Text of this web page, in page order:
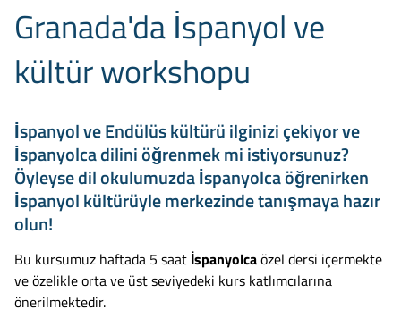
Granada'da İspanyol ve
kültür workshopu
İspanyol ve Endülüs kültürü ilginizi çekiyor ve
İspanyolca dilini öğrenmek mi istiyorsunuz?
Öyleyse dil okulumuzda İspanyolca öğrenirken
İspanyol kültürüyle merkezinde tanışmaya hazır
olun!
Bu kursumuz haftada 5 saat İspanyolcaözel dersi içermekte
ve özelikle orta ve üst seviyedeki kurs katlımcılarına
önerilmektedir.